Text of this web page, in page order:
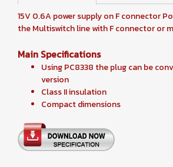
15V 0.6A power supply on F connector
the Multiswitch line with F connector or
Main Specifications
Using PC8338 the plug can be
version
Class II insulation
Compact dimensions